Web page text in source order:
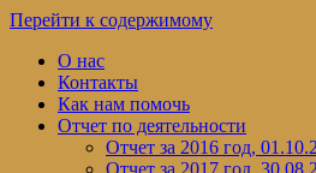
Перейти к содержимому
О нас
Контакты
Как нам помочь
Отчет по деятельности
Отчет за 2016 год,
Отчет за 2017 год,